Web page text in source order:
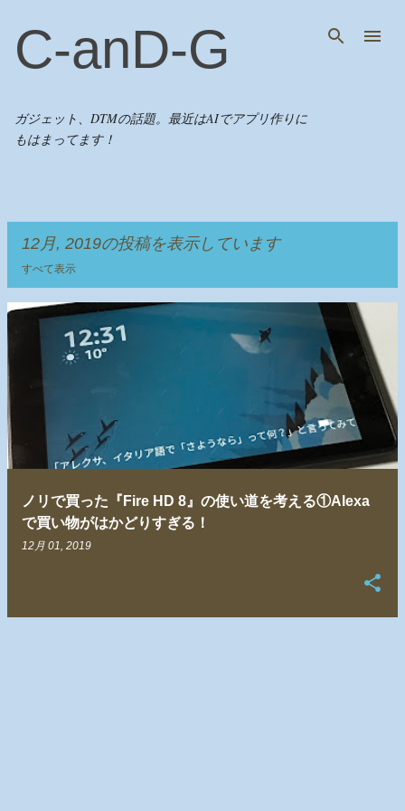
C-anD-G
ガジェット、DTMの話題。最近はAIでアプリ作りに
もはまってます！
12月, 2019の投稿を表示しています
すべて表示
稿
ノリで買った『Fire HD 8』の使い道を考える①Alexa
で買い物がはかどりすぎる！
12月 01, 2019